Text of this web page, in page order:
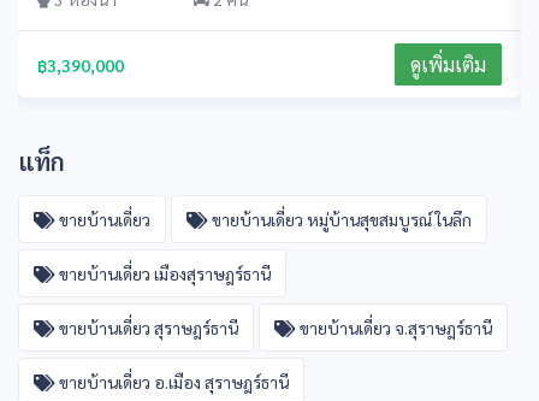
ดูเพิ่มเติม
แท็ก
ขายบ้านเดี่ยว ขายบ้านเดี่ยว หมู่บ้านสุขสมบูรณ์ ในลึก
ขายบ้านเดี่ยว เมืองสุราษฎร์ธานี
ขายบ้านเดี่ยว สุราษฎร์ธานี ขายบ้านเดี่ยว จ.สุราษฎร์ธานี
ขายบ้านเดี่ยว อ.เมือง สุราษฎร์ธานี